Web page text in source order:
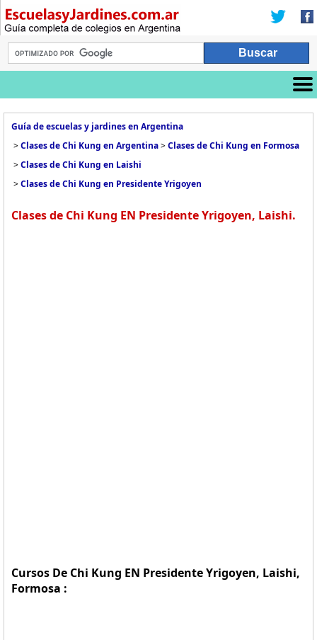
Guía de escuelas y jardines en Argentina
>Clases de Chi Kung en Argentina>Clases de Chi Kung en Formosa
>Clases de Chi Kung en Laishi
>Clases de Chi Kung en Presidente Yrigoyen
Clases de Chi Kung EN Presidente Yrigoyen, Laishi.
Cursos De Chi Kung EN Presidente Yrigoyen, Laishi,
Formosa :